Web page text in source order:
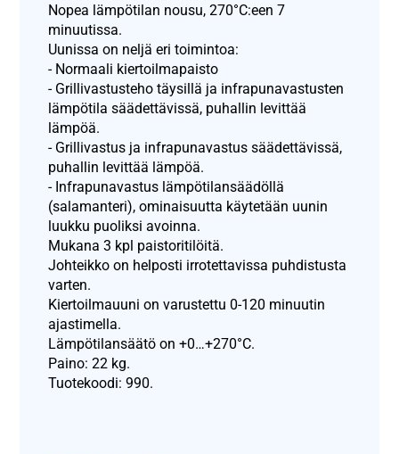
Nopea lämpötilan nousu, 270°C:een 7
minuutissa.
Uunissa on neljä eri toimintoa:
- Normaali kiertoilmapaisto
- Grillivastusteho täysillä ja infrapunavastusten
lämpötila säädettävissä, puhallin levittää
lämpöä.
- Grillivastus ja infrapunavastus säädettävissä,
puhallin levittää lämpöä.
- Infrapunavastus lämpötilansäädöllä
(salamanteri), ominaisuutta käytetään uunin
luukku puoliksi avoinna.
Mukana 3 kpl paistoritilöitä.
Johteikko on helposti irrotettavissa puhdistusta
varten.
Kiertoilmauuni on varustettu 0-120 minuutin
ajastimella.
Lämpötilansäätö on +0…+270°C.
Paino: 22 kg.
Tuotekoodi: 990.